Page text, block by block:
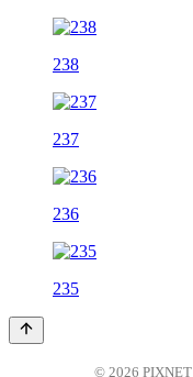
238
237
236
235
© 2026 PIXNET